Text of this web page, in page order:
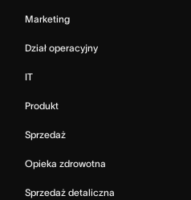
Marketing
Dział operacyjny
IT
Produkt
Sprzedaż
Opieka zdrowotna
Sprzedaż detaliczna